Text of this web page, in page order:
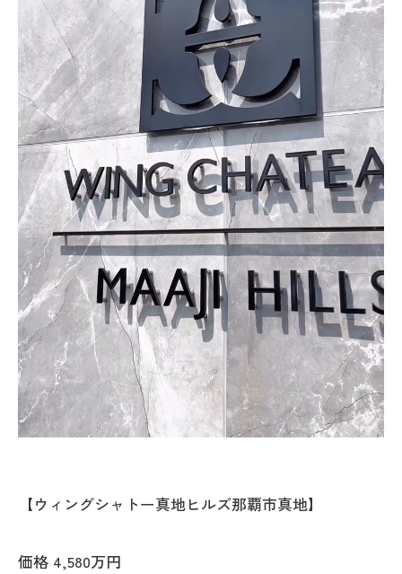
【ウィングシャトー真地ヒルズ那覇市真地】
価格 4,580万円